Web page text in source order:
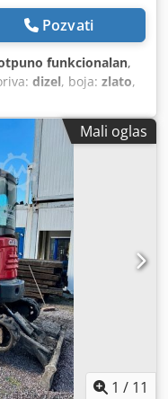
Pozvati
funkcionalan,
dizel, boja: zlato,
sistem
, Case 821C
2000 Dedpfx Afoy
približno 18.000 kg
Gume 23,5R25
Mali oglas
1 / 11